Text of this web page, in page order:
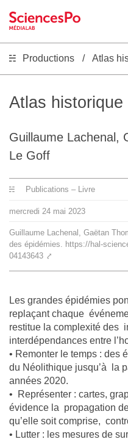
Actualités
Productions
Activités
Séminaire
Recrutement
Le médialab
FR|EN
Productions Atlas
Atlas
Guillaume Lachenal,
Le Goff
Publications – Livre
mercredi 24 mai 2023
Guillaume Lachenal, Gaëtan
des épidémies. https://hal-
04143643 ⤤
Les grandes épidémies
replaçant chaque
restitue la complexité des
interdépendances entre
• Remonter le temps : des
du Néolithique jusqu’à la
années 2020.
• Représenter : cartes,
évidence la propagation
qu’elle soit comprise,
• Lutter : les mesures de